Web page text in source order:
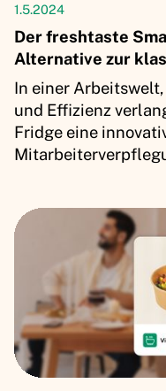
1.5.2024
Der freshtaste
Alternative zur
In einer
und Effizienz
Fridge eine